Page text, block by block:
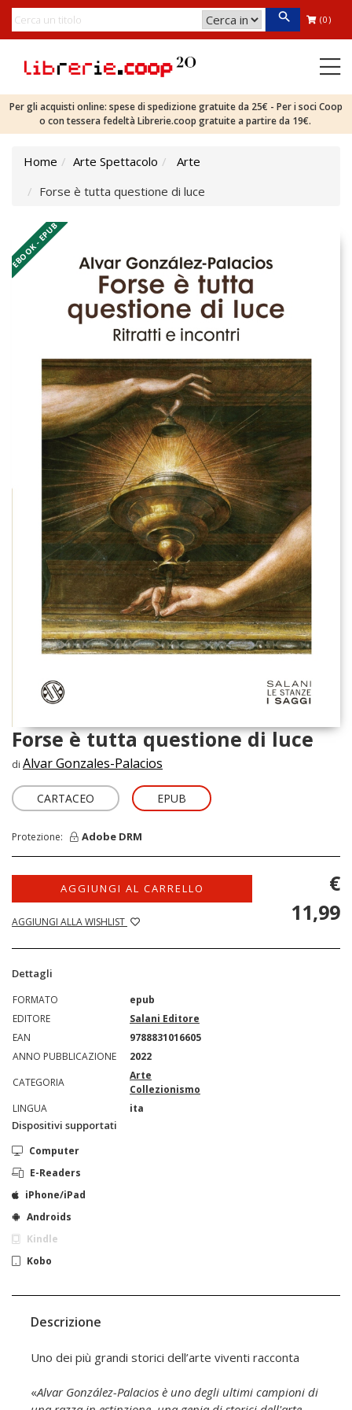
(0)
Per gli acquisti online: spese di spedizione gratuite da 25€ - Per i soci Coop
o con tessera fedeltà Librerie.coop gratuite a partire da 19€.
Home Arte Spettacolo
Arte
Forse è tutta questione di luce
EBOOK - EPUB
Forse è tutta questione di luce
di Alvar Gonzales-Palacios
CARTACEO EPUB
Protezione: Adobe DRM
AGGIUNGI AL CARRELLO
AGGIUNGI ALLA WISHLIST
€
11,99
Dettagli
FORMATO
epub
EDITORE
Salani Editore
EAN
9788831016605
ANNO PUBBLICAZIONE
2022
CATEGORIA
Arte
Collezionismo
LINGUA
ita
Dispositivi supportati
Computer
E-Readers
iPhone/iPad
Androids
Kindle
Kobo
Descrizione
Uno dei più grandi storici dell’arte viventi racconta
«Alvar González-Palacios è uno degli ultimi campioni di